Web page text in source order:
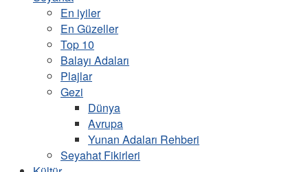
En iyiler
En Güzeller
Top 10
Balayı Adaları
Plajlar
Gezi
Dünya
Avrupa
Yunan Adaları Rehberi
Seyahat Fikirleri